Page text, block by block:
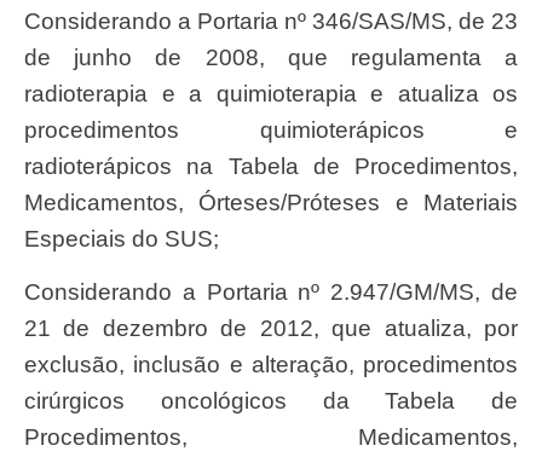
Considerando a Portaria nº 346/SAS/MS, de 23
de junho de 2008, que regulamenta a
radioterapia e a quimioterapia e atualiza os
procedimentos quimioterápicos e
radioterápicos na Tabela de Procedimentos,
Medicamentos, Órteses/Próteses e Materiais
Especiais do SUS;
Considerando a Portaria nº 2.947/GM/MS, de
21 de dezembro de 2012, que atualiza, por
exclusão, inclusão e alteração, procedimentos
cirúrgicos oncológicos da Tabela de
Procedimentos, Medicamentos,